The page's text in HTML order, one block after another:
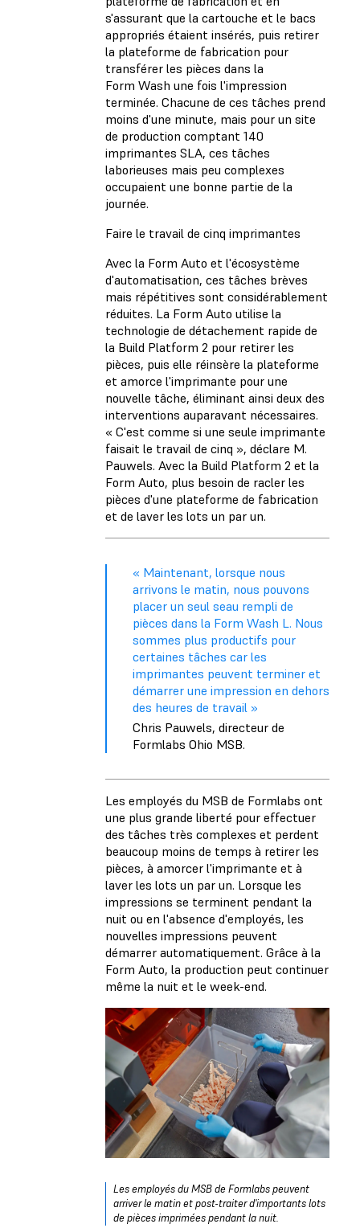
s'assurant que la cartouche et le bacs
appropriés étaient insérés, puis retirer
la plateforme de fabrication pour
transférer les pièces dans la
Form Wash une fois l'impression
terminée. Chacune de ces tâches prend
moins d'une minute, mais pour un site
de production comptant 140
imprimantes SLA, ces tâches
laborieuses mais peu complexes
occupaient une bonne partie de la
journée.
Faire le travail de cinq imprimantes
Avec la Form Auto et l'écosystème
d'automatisation, ces tâches brèves
mais répétitives sont considérablement
réduites. La Form Auto utilise la
technologie de détachement rapide de
la Build Platform 2 pour retirer les
pièces, puis elle réinsère la plateforme
et amorce l'imprimante pour une
nouvelle tâche, éliminant ainsi deux des
interventions auparavant nécessaires.
« C'est comme si une seule imprimante
faisait le travail de cinq », déclare M.
Pauwels. Avec la Build Platform 2 et la
Form Auto, plus besoin de racler les
pièces d'une plateforme de fabrication
et de laver les lots un par un.
« Maintenant, lorsque nous
arrivons le matin, nous pouvons
placer un seul seau rempli de
pièces dans la Form Wash L. Nous
sommes plus productifs pour
certaines tâches car les
imprimantes peuvent terminer et
démarrer une impression en dehors
des heures de travail »
Chris Pauwels, directeur de
Formlabs Ohio MSB.
Les employés du MSB de Formlabs ont
une plus grande liberté pour effectuer
des tâches très complexes et perdent
beaucoup moins de temps à retirer les
pièces, à amorcer l'imprimante et à
laver les lots un par un. Lorsque les
impressions se terminent pendant la
nuit ou en l'absence d'employés, les
nouvelles impressions peuvent
démarrer automatiquement. Grâce à la
Form Auto, la production peut continuer
même la nuit et le week-end.
Les employés du MSB de Formlabs peuvent
arriver le matin et post-traiter d'importants lots
de pièces imprimées pendant la nuit.